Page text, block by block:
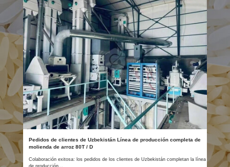
Pedidos de clientes de Uzbekistán Línea de producción completa de
molienda de arroz 80T / D
Colaboración exitosa: los pedidos de los clientes de Uzbekistán completan la línea
de producción...